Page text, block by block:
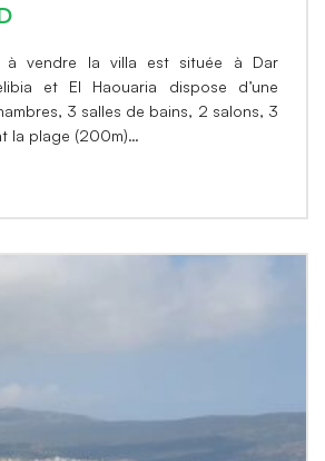
à vendre la villa est située à Dar
et El Haouaria dispose d’une
3 salles de bains, 2 salons, 3
la plage (200m)…